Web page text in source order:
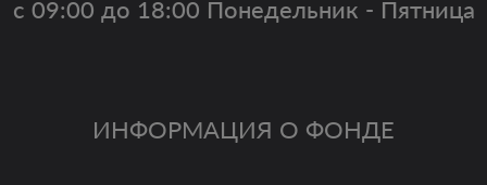
ИНФОРМАЦИЯ О ФОНДЕ
с 09:00 до 18:00 Понедельник - Пятница